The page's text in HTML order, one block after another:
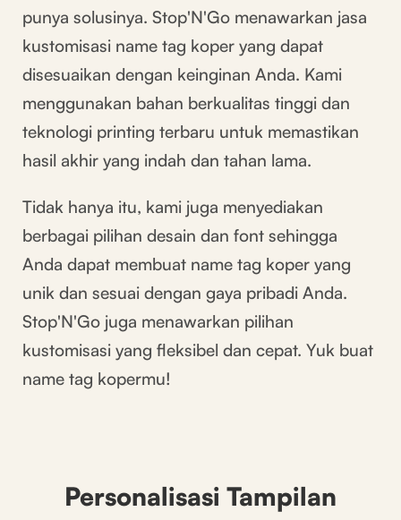
punya solusinya. Stop'N'Go menawarkan jasa
kustomisasi name tag koper yang dapat
disesuaikan dengan keinginan Anda. Kami
menggunakan bahan berkualitas tinggi dan
teknologi printing terbaru untuk memastikan
hasil akhir yang indah dan tahan lama.
Tidak hanya itu, kami juga menyediakan
berbagai pilihan desain dan font sehingga
Anda dapat membuat name tag koper yang
unik dan sesuai dengan gaya pribadi Anda.
Stop'N'Go juga menawarkan pilihan
kustomisasi yang fleksibel dan cepat. Yuk buat
name tag kopermu!
Personalisasi Tampilan